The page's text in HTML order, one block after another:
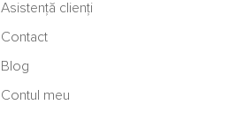
Asistență clienți
Contact
Blog
Contul meu